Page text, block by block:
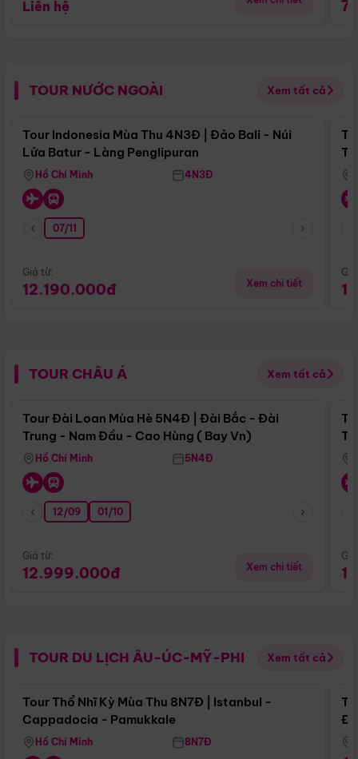
Liên hệ
TOUR NƯỚC NGOÀI Xem tất cả
Điểm nổi bật
Tour Indonesia Mùa Thu 4N3Đ | Đảo Bali - Núi
Lửa Batur - Làng Penglipuran
Hồ Chí Minh 4N3Đ
07/11
Giá từ:
12.190.000đ Xem chi tiết
TOUR CHÂU Á Xem tất cả
Điểm nổi bật
Tour Đài Loan Mùa Hè 5N4Đ | Đài Bắc - Đài
Trung - Nam Đầu - Cao Hùng ( Bay Vn)
Hồ Chí Minh 5N4Đ
12/09 01/10
Giá từ:
12.999.000đ Xem chi tiết
TOUR DU LỊCH ÂU-ÚC-MỸ-PHI Xem tất cả
Điểm nổi bật
Tour Thổ Nhĩ Kỳ Mùa Thu 8N7Đ | Istanbul -
Cappadocia - Pamukkale
Hồ Chí Minh 8N7Đ